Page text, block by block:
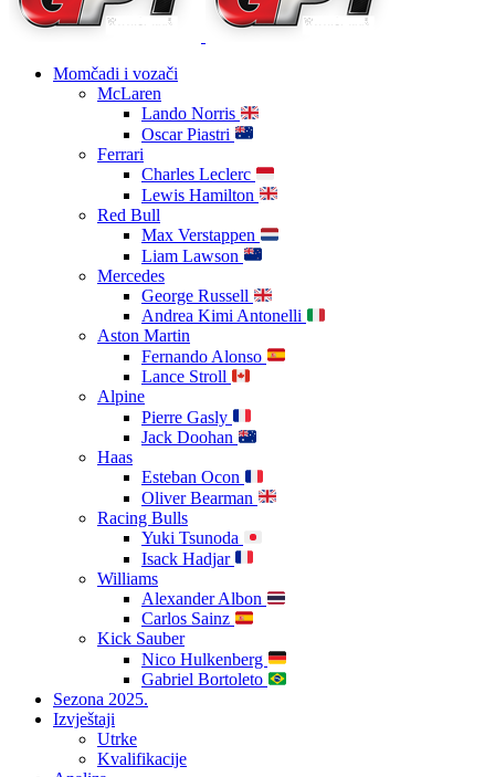
Momčadi i vozači
McLaren
Lando Norris
Oscar Piastri
Ferrari
Charles Leclerc
Lewis Hamilton
Red Bull
Max Verstappen
Liam Lawson
Mercedes
George Russell
Andrea Kimi Antonelli
Aston Martin
Fernando Alonso
Lance Stroll
Alpine
Pierre Gasly
Jack Doohan
Haas
Esteban Ocon
Oliver Bearman
Racing Bulls
Yuki Tsunoda
Isack Hadjar
Williams
Alexander Albon
Carlos Sainz
Kick Sauber
Nico Hulkenberg
Gabriel Bortoleto
Sezona 2025.
Izvještaji
Utrke
Kvalifikacije